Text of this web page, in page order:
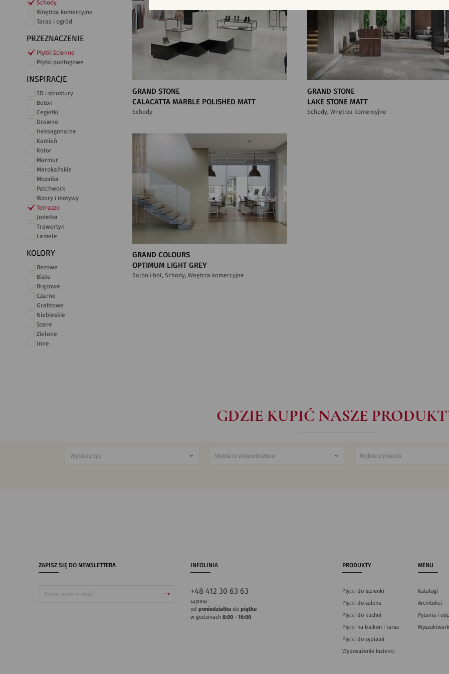
Schody
Wnętrza komercyjne
Taras i ogród
PRZEZNACZENIE
Płytki ścienne
Płytki podłogowe
INSPIRACJE
3D i struktury
Beton
Cegiełki
Drewno
Heksagonalne
Kamień
Kolor
Marmur
Marokańskie
Mozaika
Patchwork
Wzory i motywy
Terrazzo
Jodełka
Trawertyn
Lamele
KOLORY
Beżowe
Białe
Brązowe
Czarne
Grafitowe
Niebieskie
Szare
Zielone
Inne
GRAND STONE
CALACATTA MARBLE POLISHED MATT
Schody
GRAND STONE
LAKE STONE MATT
Schody, Wnętrza komercyjne
GRAND COLOURS
OPTIMUM LIGHT GREY
Salon i hol, Schody, Wnętrza komercyjne
GDZIE KUPIĆ NASZE
ZAPISZ SIĘ DO NEWSLETTERA INFOLINIA
+48 412 30 63 63
czynna
od poniedziałkudo piątku
w godzinach 8:00 - 16:00
PRODUKTY
Płytki do łazienki
Płytki do salonu
Płytki do kuchni
Płytki na balkon i taras
Płytki do sypialni
Wyposażenie łazienki
MENU
Katalogi
Architekci
Pytania i